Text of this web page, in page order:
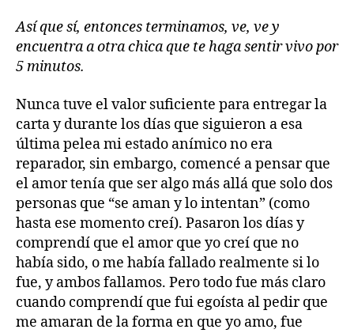
Así que sí, entonces terminamos, ve, ve y
encuentra a otra chica que te haga sentir vivo por
5 minutos.
Nunca tuve el valor suficiente para entregar la
carta y durante los días que siguieron a esa
última pelea mi estado anímico no era
reparador, sin embargo, comencé a pensar que
el amor tenía que ser algo más allá que solo dos
personas que “se aman y lo intentan” (como
hasta ese momento creí). Pasaron los días y
comprendí que el amor que yo creí que no
había sido, o me había fallado realmente si lo
fue, y ambos fallamos. Pero todo fue más claro
cuando comprendí que fui egoísta al pedir que
me amaran de la forma en que yo amo, fue